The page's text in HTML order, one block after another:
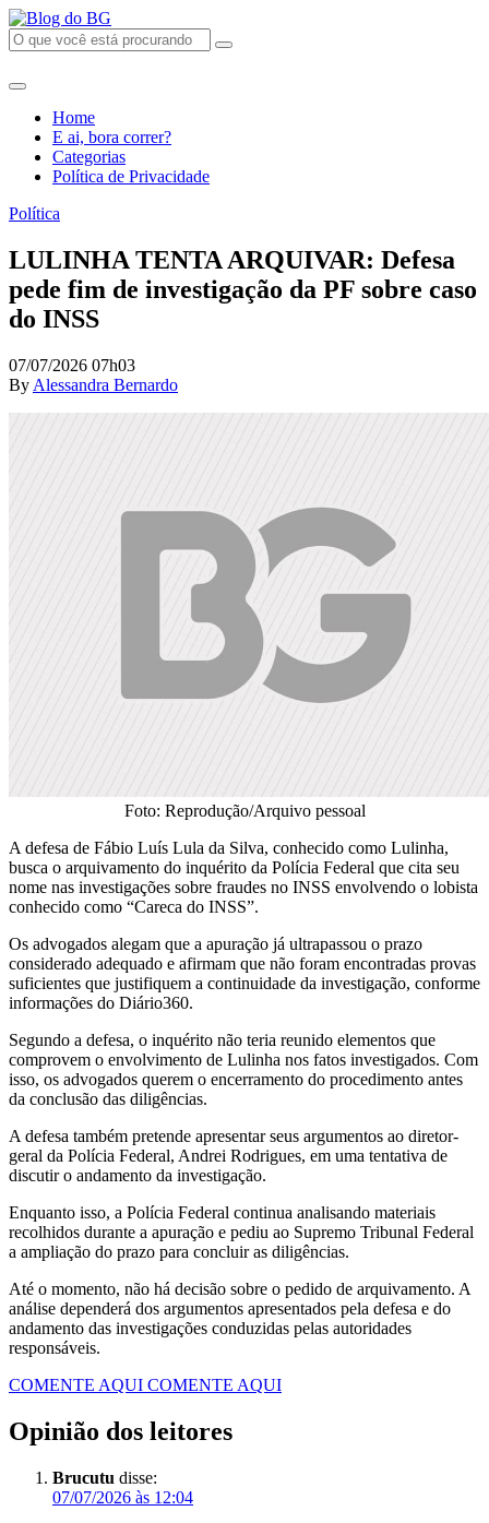
Home
E ai, bora correr?
Categorias
Política de Privacidade
Política
LULINHA TENTA ARQUIVAR: Defesa
pede fim de investigação da PF sobre caso
do INSS
07/07/2026 07h03
By Alessandra Bernardo
Foto: Reprodução/Arquivo pessoal
A defesa de Fábio Luís Lula da Silva, conhecido como Lulinha,
busca o arquivamento do inquérito da Polícia Federal que cita seu
nome nas investigações sobre fraudes no INSS envolvendo o lobista
conhecido como “Careca do INSS”.
Os advogados alegam que a apuração já ultrapassou o prazo
considerado adequado e afirmam que não foram encontradas provas
suficientes que justifiquem a continuidade da investigação, conforme
informações do Diário360.
Segundo a defesa, o inquérito não teria reunido elementos que
comprovem o envolvimento de Lulinha nos fatos investigados. Com
isso, os advogados querem o encerramento do procedimento antes
da conclusão das diligências.
A defesa também pretende apresentar seus argumentos ao diretor-
geral da Polícia Federal, Andrei Rodrigues, em uma tentativa de
discutir o andamento da investigação.
Enquanto isso, a Polícia Federal continua analisando materiais
recolhidos durante a apuração e pediu ao Supremo Tribunal Federal
a ampliação do prazo para concluir as diligências.
Até o momento, não há decisão sobre o pedido de arquivamento. A
análise dependerá dos argumentos apresentados pela defesa e do
andamento das investigações conduzidas pelas autoridades
responsáveis.
COMENTE AQUI COMENTE AQUI
Opinião dos leitores
Brucutu disse:
07/07/2026 às 12:04